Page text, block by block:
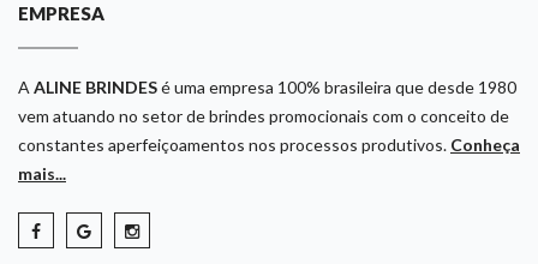
EMPRESA
A ALINE BRINDESé uma empresa 100% brasileira que desde 1980
vem atuando no setor de brindes promocionais com o conceito de
constantes aperfeiçoamentos nos processos produtivos. Conheça
mais...